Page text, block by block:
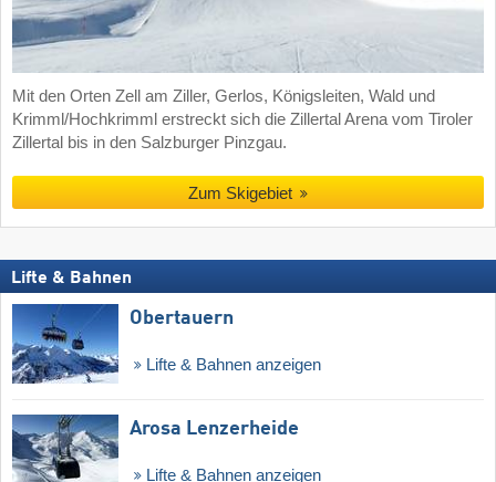
Mit den Orten Zell am Ziller, Gerlos, Königsleiten, Wald und
Krimml/Hochkrimml erstreckt sich die Zillertal Arena vom Tiroler
Zillertal bis in den Salzburger Pinzgau.
Zum Skigebiet
Lifte & Bahnen
Obertauern
Lifte & Bahnen anzeigen
Arosa Lenzerheide
Lifte & Bahnen anzeigen